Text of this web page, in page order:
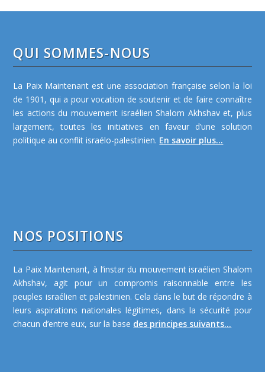
QUI SOMMES-NOUS
La Paix Maintenant est une association française selon la loi
de 1901, qui a pour vocation de soutenir et de faire connaître
les actions du mouvement israélien Shalom Akhshav et, plus
largement, toutes les initiatives en faveur d’une solution
politique au conflit israélo-palestinien. En savoir plus...
NOS POSITIONS
La Paix Maintenant, à l’instar du mouvement israélien Shalom
Akhshav, agit pour un compromis raisonnable entre les
peuples israélien et palestinien. Cela dans le but de répondre à
leurs aspirations nationales légitimes, dans la sécurité pour
chacun d’entre eux, sur la base des principes suivants...